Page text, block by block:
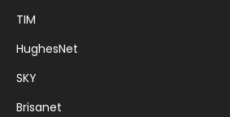
TIM
HughesNet
SKY
Brisanet